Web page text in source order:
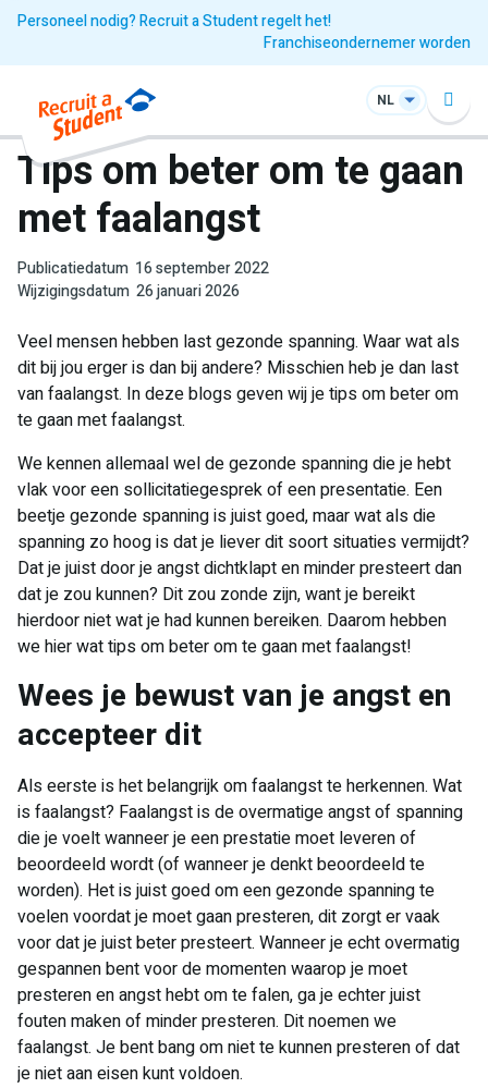
Personeel nodig? Recruit a Student regelt het!
Franchiseondernemer worden
NL
Tips om beter om te gaan
met faalangst
Publicatiedatum 16 september 2022
Wijzigingsdatum 26 januari 2026
Veel mensen hebben last gezonde spanning. Waar wat als
dit bij jou erger is dan bij andere? Misschien heb je dan last
van faalangst. In deze blogs geven wij je tips om beter om
te gaan met faalangst.
We kennen allemaal wel de gezonde spanning die je hebt
vlak voor een sollicitatiegesprek of een presentatie. Een
beetje gezonde spanning is juist goed, maar wat als die
spanning zo hoog is dat je liever dit soort situaties vermijdt?
Dat je juist door je angst dichtklapt en minder presteert dan
dat je zou kunnen? Dit zou zonde zijn, want je bereikt
hierdoor niet wat je had kunnen bereiken. Daarom hebben
we hier wat tips om beter om te gaan met faalangst!
Wees je bewust van je angst en
accepteer dit
Als eerste is het belangrijk om faalangst te herkennen. Wat
is faalangst? Faalangst is de overmatige angst of spanning
die je voelt wanneer je een prestatie moet leveren of
beoordeeld wordt (of wanneer je denkt beoordeeld te
worden). Het is juist goed om een gezonde spanning te
voelen voordat je moet gaan presteren, dit zorgt er vaak
voor dat je juist beter presteert. Wanneer je echt overmatig
gespannen bent voor de momenten waarop je moet
presteren en angst hebt om te falen, ga je echter juist
fouten maken of minder presteren. Dit noemen we
faalangst. Je bent bang om niet te kunnen presteren of dat
je niet aan eisen kunt voldoen.